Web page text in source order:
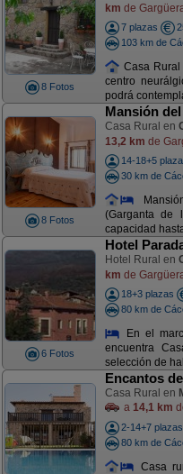
8 Fotos
km de
7 plazas
103 km de
Casa Rural
centro
podrá
8 Fotos
Mansión
Casa Rural en
13,2 km de
14-18+5
30 km de
(Garganta de
capacidad
6 Fotos
Hotel
Hotel Rural en
km de
18+3 plazas
80 km de
En el
encuentra
selección de
Encantos
Casa Rural en
a 14,1 km
2-14+7 plazas
80 km de
Casa